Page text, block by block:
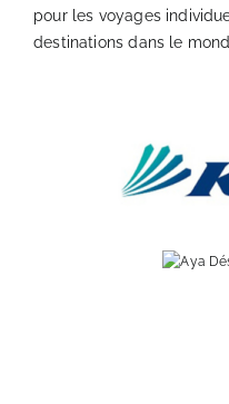
pour les voyages
destinations dans le